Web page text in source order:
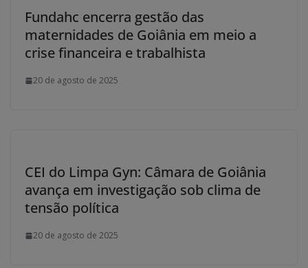
Fundahc encerra gestão das
maternidades de Goiânia em meio a
crise financeira e trabalhista
20 de agosto de 2025
CEI do Limpa Gyn: Câmara de Goiânia
avança em investigação sob clima de
tensão política
20 de agosto de 2025